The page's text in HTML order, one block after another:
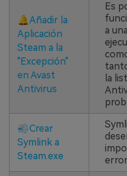
🔔Añadir la
Aplicación
Steam a la
"Excepción"
en Avast
Antivirus
Es
a
la
💨Crear
Symlink a
Steam.exe